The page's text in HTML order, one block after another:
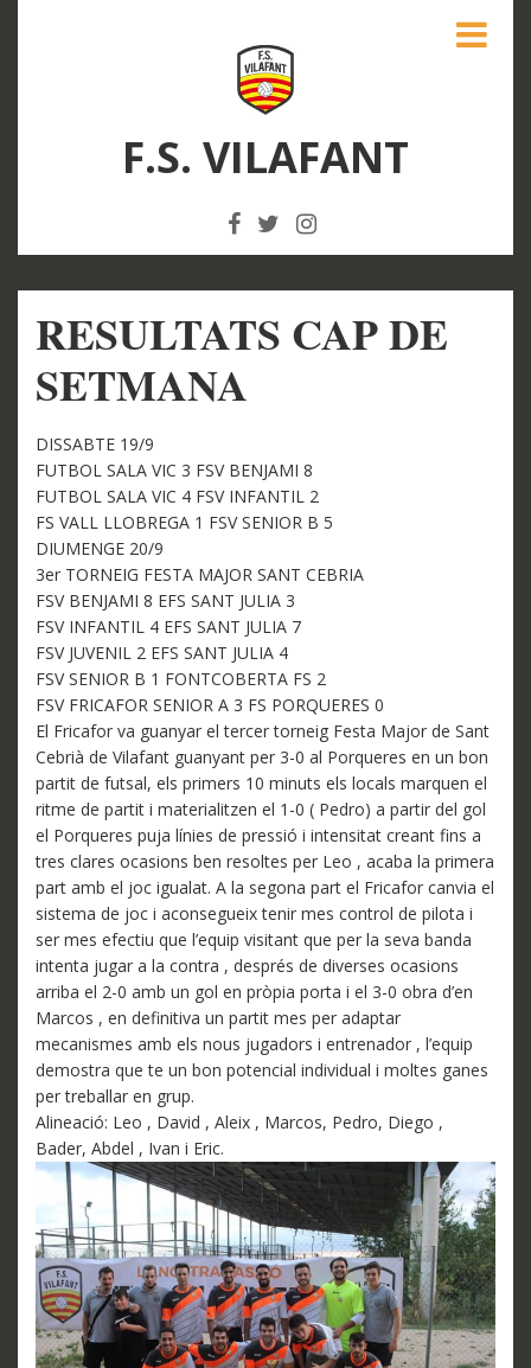
F.S. VILAFANT
RESULTATS CAP DE
SETMANA
DISSABTE 19/9
FUTBOL SALA VIC 3 FSV BENJAMI 8
FUTBOL SALA VIC 4 FSV INFANTIL 2
FS VALL LLOBREGA 1 FSV SENIOR B 5
DIUMENGE 20/9
3er TORNEIG FESTA MAJOR SANT CEBRIA
FSV BENJAMI 8 EFS SANT JULIA 3
FSV INFANTIL 4 EFS SANT JULIA 7
FSV JUVENIL 2 EFS SANT JULIA 4
FSV SENIOR B 1 FONTCOBERTA FS 2
FSV FRICAFOR SENIOR A 3 FS PORQUERES 0
El Fricafor va guanyar el tercer torneig Festa Major de Sant
Cebrià de Vilafant guanyant per 3-0 al Porqueres en un bon
partit de futsal, els primers 10 minuts els locals marquen el
ritme de partit i materialitzen el 1-0 ( Pedro) a partir del gol
el Porqueres puja línies de pressió i intensitat creant fins a
tres clares ocasions ben resoltes per Leo , acaba la primera
part amb el joc igualat. A la segona part el Fricafor canvia el
sistema de joc i aconsegueix tenir mes control de pilota i
ser mes efectiu que l’equip visitant que per la seva banda
intenta jugar a la contra , després de diverses ocasions
arriba el 2-0 amb un gol en pròpia porta i el 3-0 obra d’en
Marcos , en definitiva un partit mes per adaptar
mecanismes amb els nous jugadors i entrenador , l’equip
demostra que te un bon potencial individual i moltes ganes
per treballar en grup.
Alineació: Leo , David , Aleix , Marcos, Pedro, Diego ,
Bader, Abdel , Ivan i Eric.